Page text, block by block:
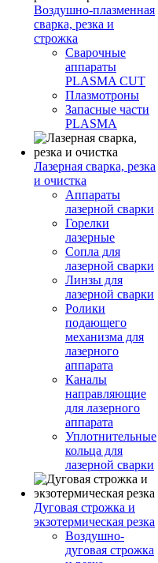
Воздушно-плазменная
сварка, резка и
строжка
Сварочные
аппараты
PLASMA CUT
Плазмотроны
Запасные части
PLASMA
Лазерная сварка, резка
и очистка
Аппараты
лазерной сварки
Горелки
лазерные
Сопла для
лазерной сварки
Линзы для
лазерной сварки
Ролики
подающего
механизма для
лазерного
аппарата
Каналы
направляющие
для лазерного
аппарата
Уплотнительные
кольца для
лазерной сварки
Дуговая строжка и
экзотермическая резка
Воздушно-
дуговая строжка